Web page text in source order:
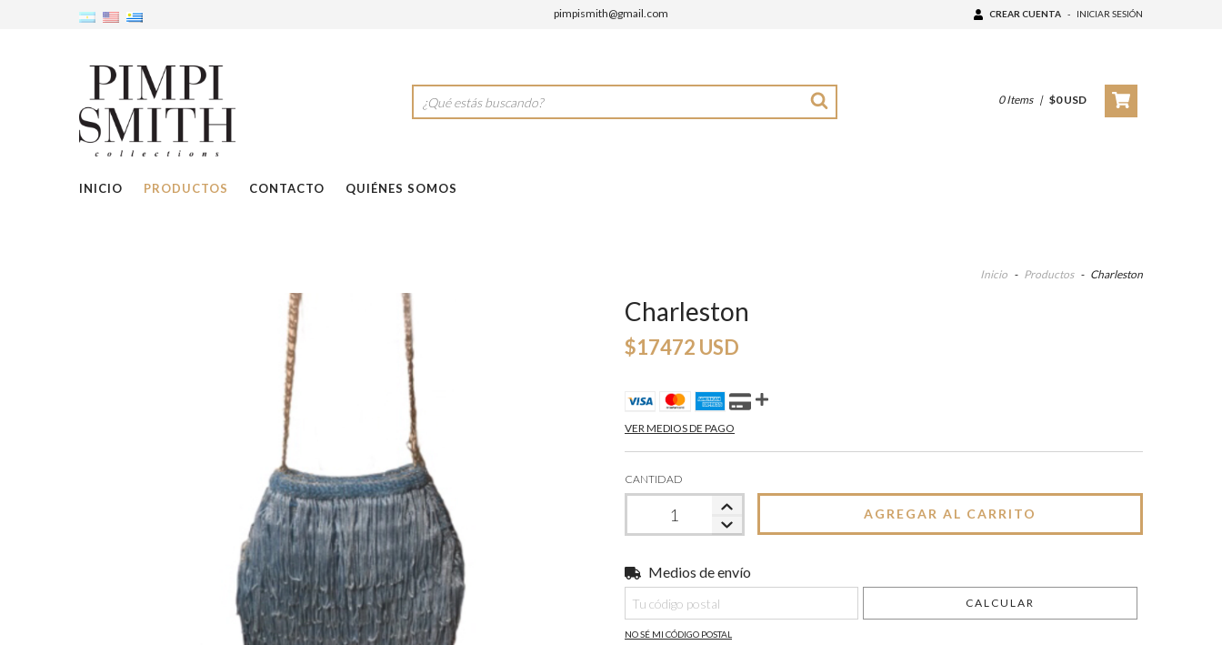
pimpismith@gmail.com CREAR CUENTA - INICIAR SESIÓN
0Items | $0 USD
INICIO PRODUCTOS CONTACTO QUIÉNES SOMOS
Inicio - Productos - Charleston
Charleston
$17472 USD
VER MEDIOS DE PAGO
CANTIDAD
Entregas para el CP:
Medios de envío
CALCULAR
NO SÉ MI CÓDIGO POSTAL